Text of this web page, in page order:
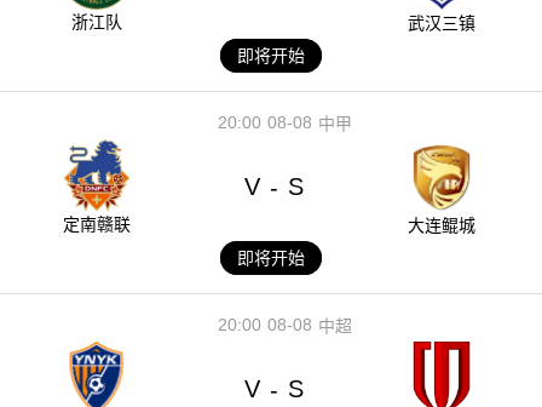
浙江队
武汉三镇
即将开始
08-08
20:00 中甲
定南赣联
V - S
大连鲲城
即将开始
08-08
20:00 中超
V - S